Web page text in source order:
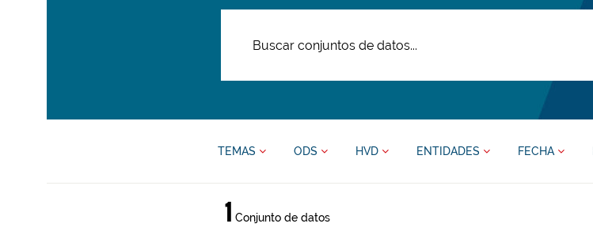
TEMAS ODS HVD ENTIDADES FECHA
1 Conjunto de datos